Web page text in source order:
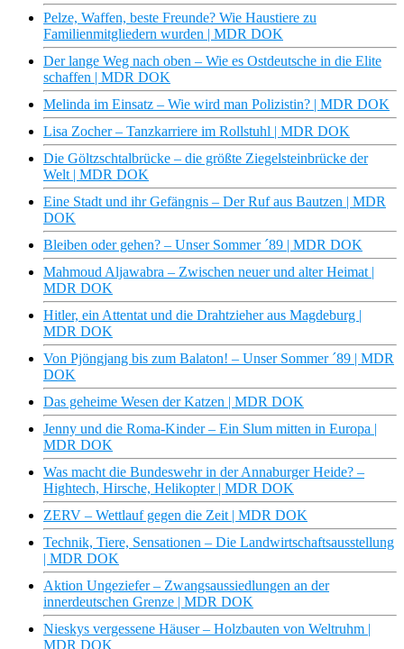
Pelze, Waffen, beste Freunde? Wie Haustiere zu
Familienmitgliedern wurden | MDR DOK
Der lange Weg nach oben – Wie es Ostdeutsche in die Elite
schaffen | MDR DOK
Melinda im Einsatz – Wie wird man Polizistin? | MDR DOK
Lisa Zocher – Tanzkarriere im Rollstuhl | MDR DOK
Die Göltzschtalbrücke – die größte Ziegelsteinbrücke der
Welt | MDR DOK
Eine Stadt und ihr Gefängnis – Der Ruf aus Bautzen | MDR
DOK
Bleiben oder gehen? – Unser Sommer ´89 | MDR DOK
Mahmoud Aljawabra – Zwischen neuer und alter Heimat |
MDR DOK
Hitler, ein Attentat und die Drahtzieher aus Magdeburg |
MDR DOK
Von Pjöngjang bis zum Balaton! – Unser Sommer ´89 | MDR
DOK
Das geheime Wesen der Katzen | MDR DOK
Jenny und die Roma-Kinder – Ein Slum mitten in Europa |
MDR DOK
Was macht die Bundeswehr in der Annaburger Heide? –
Hightech, Hirsche, Helikopter | MDR DOK
ZERV – Wettlauf gegen die Zeit | MDR DOK
Technik, Tiere, Sensationen – Die Landwirtschaftsausstellung
| MDR DOK
Aktion Ungeziefer – Zwangsaussiedlungen an der
innerdeutschen Grenze | MDR DOK
Nieskys vergessene Häuser – Holzbauten von Weltruhm |
MDR DOK